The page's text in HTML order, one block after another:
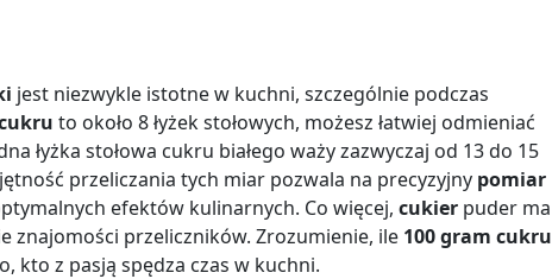
jest niezwykle istotne w kuchni, szczególnie podczas
to około 8 łyżek stołowych, możesz łatwiej odmieniać
łyżka stołowa cukru białego waży zazwyczaj od 13 do 15
przeliczania tych miar pozwala na precyzyjny pomiar
efektów kulinarnych. Co więcej, cukier puder ma
znajomości przeliczników. Zrozumienie, ile 100 gram cukru
kto z pasją spędza czas w kuchni.